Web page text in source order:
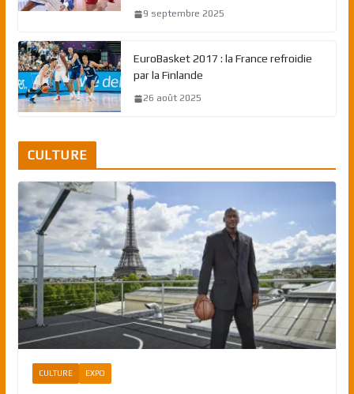
9 septembre 2025
EuroBasket 2017 : la France refroidie
par la Finlande
26 août 2025
CULTURE
CULTURE EXPO